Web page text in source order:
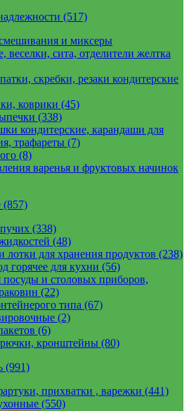
(517)
и миксеры
веселки, сита, отделители желтка
скребки, резаки кондитерские
коврики (45)
(338)
кондитерские, карандаши для
трафареты (7)
(8)
варенья и фруктовых начинок
(857)
(338)
(48)
лотки для хранения продуктов (238)
горячее для кухни (56)
и столовых приборов,
(22)
типа (67)
(2)
(6)
кронштейны (80)
(991)
прихватки , варежки (441)
(550)